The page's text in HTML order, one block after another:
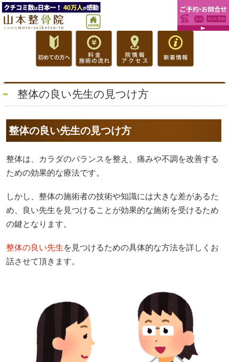
整体の良い先生の見つけ方
整体の良い先生の見つけ方
整体は、カラダのバランスを整え、痛みや不調を改善する
ための効果的な療法です。
しかし、整体の施術者の技術や知識には大きな差があるた
め、良い先生を見つけることが効果的な施術を受けるため
の鍵となります。
整体の良い先生を見つけるための具体的な方法を詳しくお
話させて頂きます。